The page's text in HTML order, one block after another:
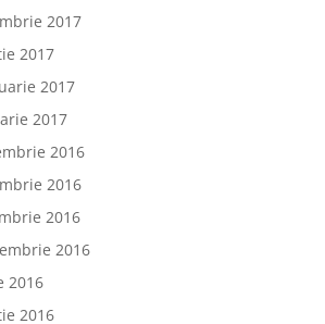
2017
2017
2017
2017
2016
2016
2016
2016
2016
2016